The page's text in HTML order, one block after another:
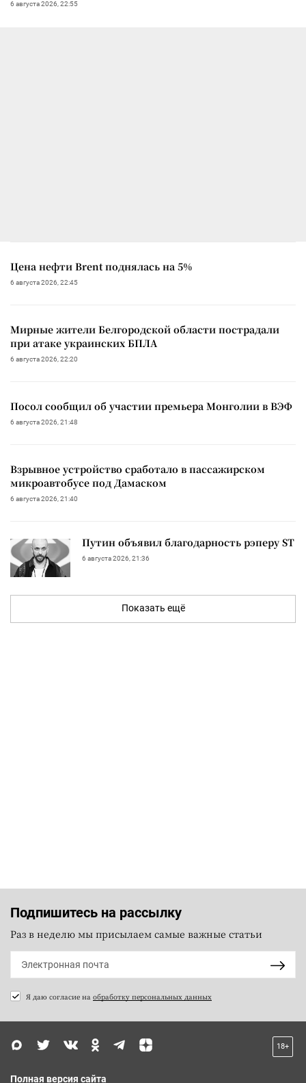
6 августа 2026, 22:55
Цена нефти Brent поднялась на 5%
6 августа 2026, 22:45
Мирные жители Белгородской области пострадали
при атаке украинских БПЛА
6 августа 2026, 22:20
Посол сообщил об участии премьера Монголии в ВЭФ
6 августа 2026, 21:48
Взрывное устройство сработало в пассажирском
микроавтобусе под Дамаском
6 августа 2026, 21:40
Путин объявил благодарность рэперу ST
6 августа 2026, 21:36
Показать ещё
Подпишитесь на рассылку
Раз в неделю мы присылаем самые важные статьи
Я даю согласие на обработку персональных данных
18+
Полная версия сайта